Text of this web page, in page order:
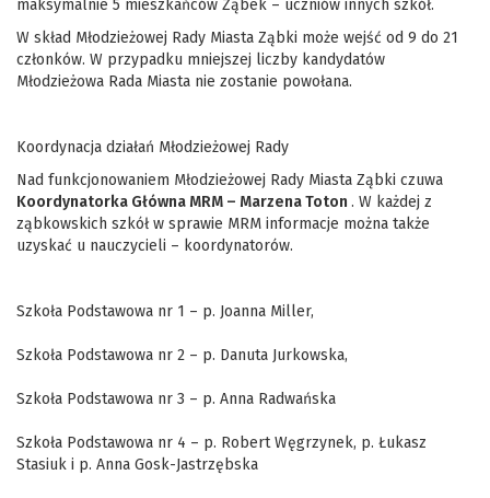
maksymalnie 5 mieszkańców Ząbek – uczniów innych szkół.
W skład Młodzieżowej Rady Miasta Ząbki może wejść od 9 do 21
członków. W przypadku mniejszej liczby kandydatów
Młodzieżowa Rada Miasta nie zostanie powołana.
Koordynacja działań Młodzieżowej Rady
Nad funkcjonowaniem Młodzieżowej Rady Miasta Ząbki czuwa
Koordynatorka Główna MRM – Marzena Toton . W każdej z
ząbkowskich szkół w sprawie MRM informacje można także
uzyskać u nauczycieli – koordynatorów.
Szkoła Podstawowa nr 1 – p. Joanna Miller,
Szkoła Podstawowa nr 2 – p. Danuta Jurkowska,
Szkoła Podstawowa nr 3 – p. Anna Radwańska
Szkoła Podstawowa nr 4 – p. Robert Węgrzynek, p. Łukasz
Stasiuk i p. Anna Gosk-Jastrzębska